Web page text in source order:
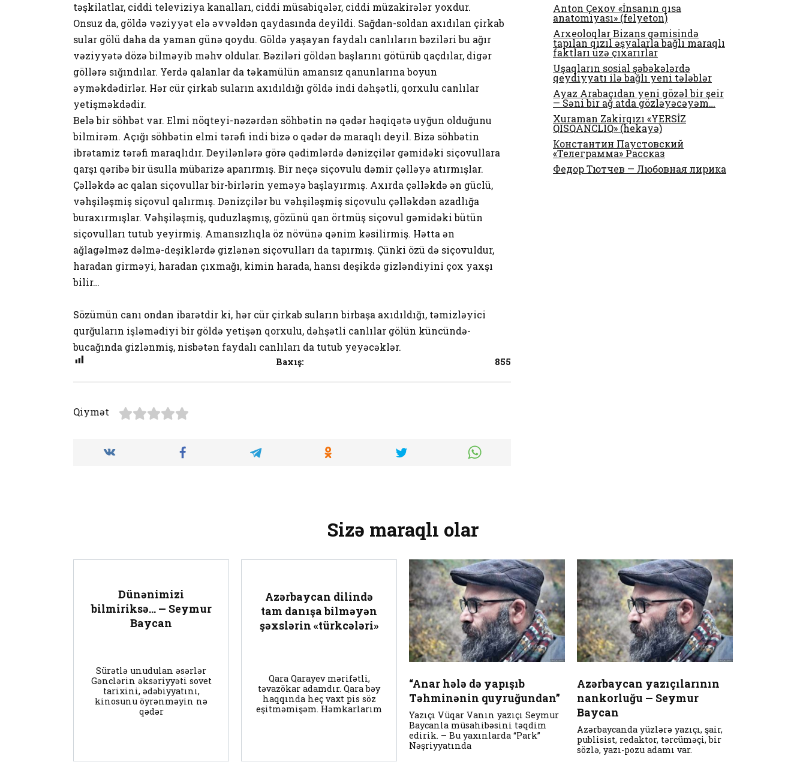
təşkilatlar, ciddi televiziya kanalları, ciddi müsabiqələr, ciddi müzakirələr yoxdur.
Onsuz da, göldə vəziyyət elə əvvəldən qaydasında deyildi. Sağdan-soldan axıdılan çirkab
sular gölü daha da yaman günə qoydu. Göldə yaşayan faydalı canlıların bəziləri bu ağır
vəziyyətə dözə bilməyib məhv oldular. Bəziləri göldən başlarını götürüb qaçdılar, digər
göllərə sığındılar. Yerdə qalanlar da təkamülün amansız qanunlarına boyun
əyməkdədirlər. Hər cür çirkab suların axıdıldığı göldə indi dəhşətli, qorxulu canlılar
yetişməkdədir.
Belə bir söhbət var. Elmi nöqteyi-nəzərdən söhbətin nə qədər həqiqətə uyğun olduğunu
bilmirəm. Açığı söhbətin elmi tərəfi indi bizə o qədər də maraqlı deyil. Bizə söhbətin
ibrətamiz tərəfi maraqlıdır. Deyilənlərə görə qədimlərdə dənizçilər gəmidəki siçovullara
qarşı qəribə bir üsulla mübarizə aparırmış. Bir neçə siçovulu dəmir çəlləyə atırmışlar.
Çəlləkdə ac qalan siçovullar bir-birlərin yeməyə başlayırmış. Axırda çəlləkdə ən güclü,
vəhşiləşmiş siçovul qalırmış. Dənizçilər bu vəhşiləşmiş siçovulu çəlləkdən azadlığa
buraxırmışlar. Vəhşiləşmiş, quduzlaşmış, gözünü qan örtmüş siçovul gəmidəki bütün
siçovulları tutub yeyirmiş. Amansızlıqla öz növünə qənim kəsilirmiş. Hətta ən
ağlagəlməz dəlmə-deşiklərdə gizlənən siçovulları da tapırmış. Çünki özü də siçovuldur,
haradan girməyi, haradan çıxmağı, kimin harada, hansı deşikdə gizləndiyini çox yaxşı
bilir…
Sözümün canı ondan ibarətdir ki, hər cür çirkab suların birbaşa axıdıldığı, təmizləyici
qurğuların işləmədiyi bir göldə yetişən qorxulu, dəhşətli canlılar gölün küncündə-
bucağında gizlənmiş, nisbətən faydalı canlıları da tutub yeyəcəklər.
Baxış: 855
Qiymət
Anton Çexov «İnsanın qısa
anatomiyası» (felyeton)
Arxeoloqlar Bizans gəmisində
tapılan qızıl əşyalarla bağlı maraqlı
faktları üzə çıxarırlar
Uşaqların sosial şəbəkələrdə
qeydiyyatı ilə bağlı yeni tələblər
Ayaz Arabaçıdan yeni gözəl bir şeir
— Səni bir ağ atda gözləyəcəyəm…
Xuraman Zakirqızı «YERSİZ
QISQANCLIQ» (hekayə)
Константин Паустовский
«Телеграмма» Рассказ
Федор Тютчев — Любовная лирика
Sizə maraqlı olar
Dünənimizi
bilmiriksə… — Seymur
Baycan
Sürətlə unudulan əsərlər
Gənclərin əksəriyyəti sovet
tarixini, ədəbiyyatını,
kinosunu öyrənməyin nə
qədər
Azərbaycan dilində
tam danışa bilməyən
şəxslərin «türkcələri»
Qara Qarayev mərifətli,
təvazökar adamdır. Qara bəy
haqqında heç vaxt pis söz
eşitməmişəm. Həmkarlarım
“Anar hələ də yapışıb
Təhminənin quyruğundan”
Yazıçı Vüqar Vanın yazıçı Seymur
Baycanla müsahibəsini təqdim
edirik. – Bu yaxınlarda “Park”
Nəşriyyatında
Azərbaycan yazıçılarının
nankorluğu — Seymur
Baycan
Azərbaycanda yüzlərə yazıçı, şair,
publisist, redaktor, tərcüməçi, bir
sözlə, yazı-pozu adamı var.